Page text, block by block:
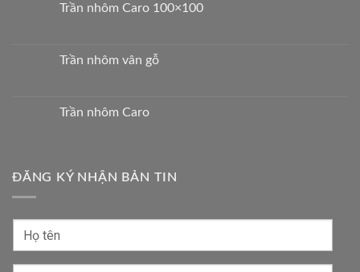
Trần nhôm Caro 100×100
Trần nhôm vân gỗ
Trần nhôm Caro
ĐĂNG KÝ NHẬN BẢN TIN